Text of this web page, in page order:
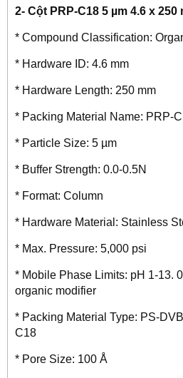
2- Cột PRP-C18 5 µm 4.6 x 250
* Compound Classification:
* Hardware ID: 4.6 mm
* Hardware Length: 250 mm
* Packing Material Name: PRP-
* Particle Size: 5 µm
* Buffer Strength: 0.0-0.5N
* Format: Column
* Hardware Material: Stainless
* Max. Pressure: 5,000 psi
* Mobile Phase Limits: pH 1-13.
organic modifier
* Packing Material Type: PS-
C18
* Pore Size: 100 Å